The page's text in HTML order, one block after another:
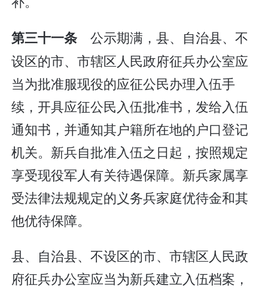
第三十一条 公示期满，县、自治县、不
设区的市、市辖区人民政府征兵办公室应
当为批准服现役的应征公民办理入伍手
续，开具应征公民入伍批准书，发给入伍
通知书，并通知其户籍所在地的户口登记
机关。新兵自批准入伍之日起，按照规定
享受现役军人有关待遇保障。新兵家属享
受法律法规规定的义务兵家庭优待金和其
他优待保障。
县、自治县、不设区的市、市辖区人民政
府征兵办公室应当为新兵建立入伍档案，